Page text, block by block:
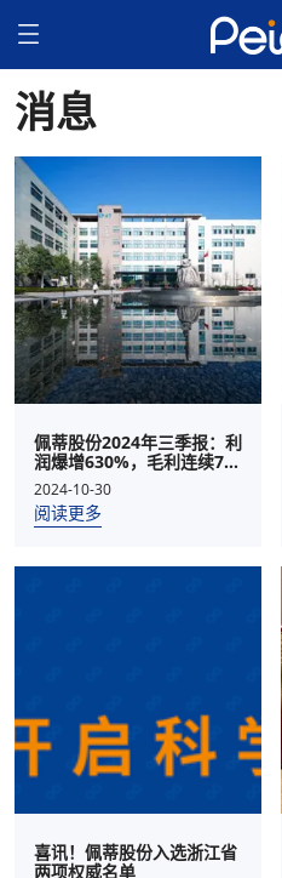
消息
佩蒂股份2024年三季报：利
润爆增630%，毛利连续7季
度提升
2024-10-30
阅读更多
喜讯！佩蒂股份入选浙江省
两项权威名单